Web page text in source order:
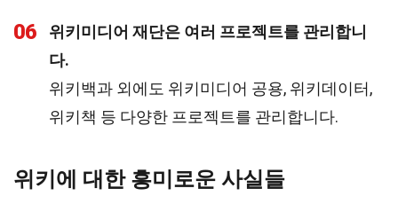
06
위키미디어 재단은 여러 프로젝트를 관리합니
다.
위키백과 외에도 위키미디어 공용, 위키데이터,
위키책 등 다양한 프로젝트를 관리합니다.
위키에 대한 흥미로운 사실들